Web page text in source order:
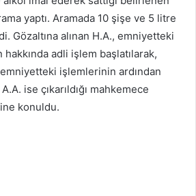
yaptı. Aramada 10 şişe ve 5 litre
Gözaltına alınan H.A., emniyetteki
adli işlem başlatılarak,
emniyetteki işlemlerinin ardından
ise çıkarıldığı mahkemece
konuldu.